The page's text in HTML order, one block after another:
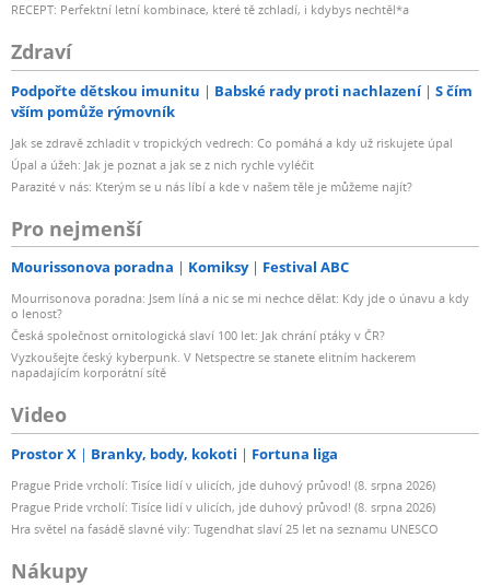
RECEPT: Perfektní letní kombinace, které tě zchladí, i kdybys nechtěl*a
Zdraví
Podpořte dětskou imunitu Babské rady proti nachlazení
S čím
vším pomůže rýmovník
Jak se zdravě zchladit v tropických vedrech: Co pomáhá a kdy už riskujete úpal
Úpal a úžeh: Jak je poznat a jak se z nich rychle vyléčit
Parazité v nás: Kterým se u nás líbí a kde v našem těle je můžeme najít?
Pro nejmenší
Mourissonova poradna Komiksy Festival ABC
Mourrisonova poradna: Jsem líná a nic se mi nechce dělat: Kdy jde o únavu a kdy
o lenost?
Česká společnost ornitologická slaví 100 let: Jak chrání ptáky v ČR?
Vyzkoušejte český kyberpunk. V Netspectre se stanete elitním hackerem
napadajícím korporátní sítě
Video
Prostor X Branky, body, kokoti Fortuna liga
Prague Pride vrcholí: Tisíce lidí v ulicích, jde duhový průvod! (8. srpna 2026)
Prague Pride vrcholí: Tisíce lidí v ulicích, jde duhový průvod! (8. srpna 2026)
Hra světel na fasádě slavné vily: Tugendhat slaví 25 let na seznamu UNESCO
Nákupy